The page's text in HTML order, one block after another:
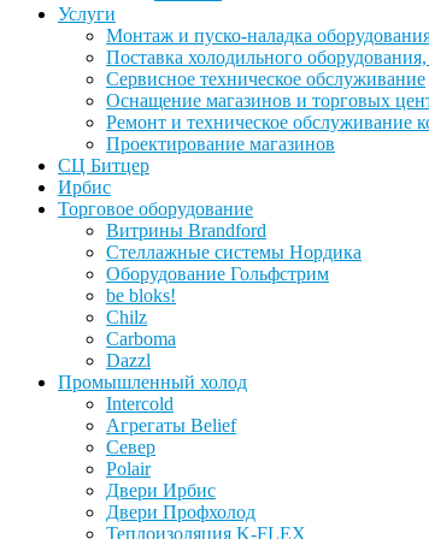
Услуги
Монтаж и пуско-наладка
Поставка холодильного
Сервисное техническое обслуживание
Оснащение магазинов и торговых
Ремонт и техническое обслуживание
Проектирование магазинов
СЦ Битцер
Ирбис
Торговое оборудование
Витрины Brandford
Стеллажные системы Нордика
Оборудование Гольфстрим
be bloks!
Chilz
Carboma
Dazzl
Промышленный холод
Intercold
Агрегаты Belief
Север
Polair
Двери Ирбис
Двери Профхолод
Теплоизоляция K-FLEX